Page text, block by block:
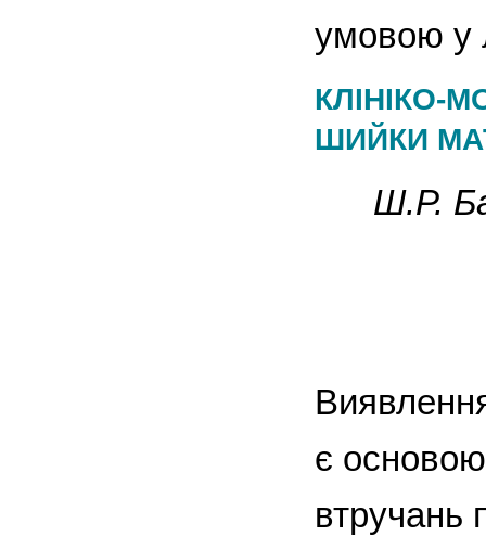
умовою у
КЛІНІКО-
ШИЙКИ
Ш.Р.
є
втручань